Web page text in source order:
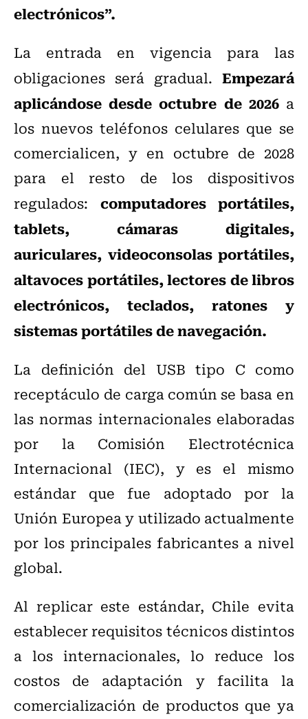
electrónicos”.
La entrada en vigencia para las
obligaciones será gradual. Empezará
aplicándose desde octubre de 2026a
los nuevos teléfonos celulares que se
comercialicen, y en octubre de 2028
para el resto de los dispositivos
regulados: computadores portátiles,
tablets, cámaras digitales,
auriculares, videoconsolas portátiles,
altavoces portátiles, lectores de libros
electrónicos, teclados, ratones y
sistemas portátiles de navegación.
La definición del USB tipo C como
receptáculo de carga común se basa en
las normas internacionales elaboradas
por la Comisión Electrotécnica
Internacional (IEC), y es el mismo
estándar que fue adoptado por la
Unión Europea y utilizado actualmente
por los principales fabricantes a nivel
global.
Al replicar este estándar, Chile evita
establecer requisitos técnicos distintos
a los internacionales, lo reduce los
costos de adaptación y facilita la
comercialización de productos que ya